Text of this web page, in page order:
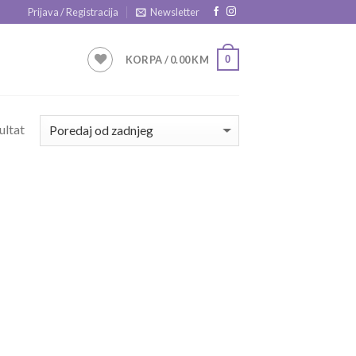
Prijava / Registracija Newsletter
KORPA /0.00KM 0